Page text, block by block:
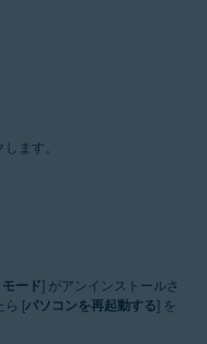
ます。
ード] がアンインストールさ
ら [パソコンを再起動する] を